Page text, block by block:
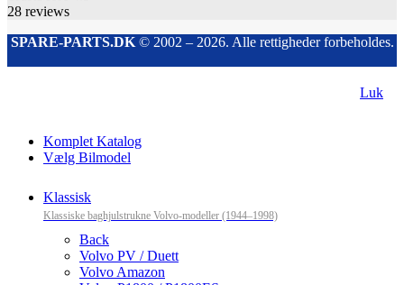
28 reviews
SPARE-PARTS.DK© 2002 – 2026. Alle rettigheder forbeholdes.
Luk
Komplet Katalog
Vælg Bilmodel
Klassisk
Klassiske baghjulstrukne Volvo-modeller (1944–1998)
Back
Volvo PV / Duett
Volvo Amazon